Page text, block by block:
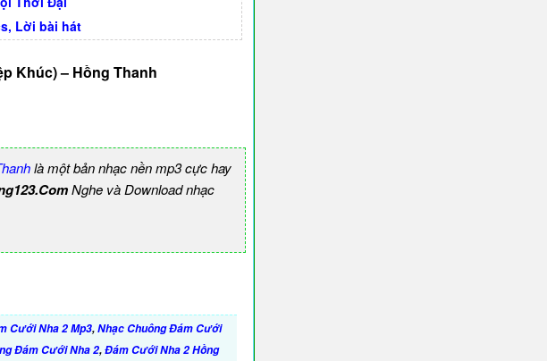
Lời bài hát
Khúc) – Hồng Thanh
là một bản nhạc nền mp3 cực hay
Nghe và Download nhạc
Cưới Nha 2 Mp3,Nhạc Chuông Đám Cưới
Đám Cưới Nha 2,Đám Cưới Nha 2 Hồng